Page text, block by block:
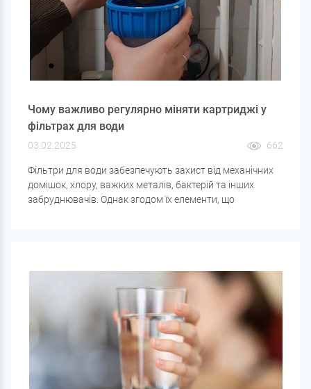
Чому важливо регулярно міняти картриджі у
фільтрах для води
03.02.2025 662
Фільтри для води забезпечують захист від механічних
домішок, хлору, важких металів, бактерій та інших
забруднювачів. Однак згодом їх елементи, що